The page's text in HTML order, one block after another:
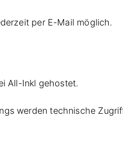
per E-Mail möglich.
All-Inkl gehostet.
werden technische